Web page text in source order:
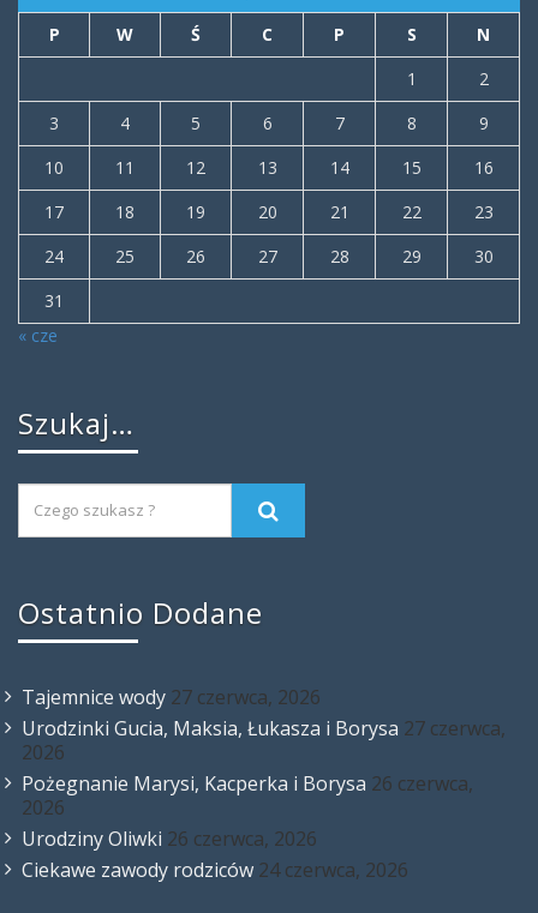
P W Ś C P S
N
1
2
3
4 5 6 7 8
9
10
11 12 13 14 15
16
17
18 19 20 21 22
23
24
25 26 27 28 29
30
31
« cze
Szukaj…
Ostatnio Dodane
Tajemnice wody 27 czerwca, 2026
Urodzinki Gucia, Maksia, Łukasza i Borysa 27 czerwca,
2026
Pożegnanie Marysi, Kacperka i Borysa 26 czerwca,
2026
Urodziny Oliwki 26 czerwca, 2026
Ciekawe zawody rodziców 24 czerwca, 2026